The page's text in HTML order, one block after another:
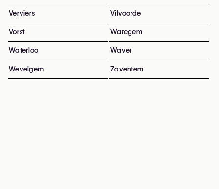
Verviers Vilvoorde
Vorst Waregem
Waterloo Waver
Wevelgem Zaventem